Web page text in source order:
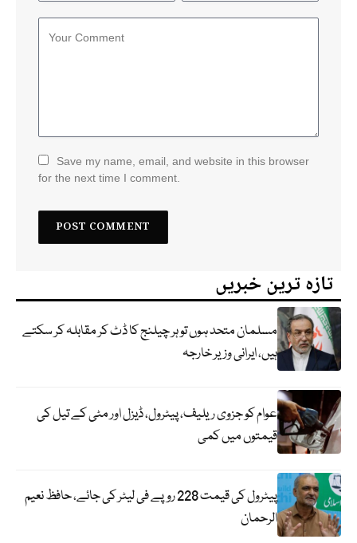
Save my name, email, and website in this browser
for the next time I comment.
تازہ ترین خبریں
مسلمان متحد ہوں تو ہر چیلنج کا ڈٹ کر مقابلہ کر سکتے
ہیں، ایرانی وزیر خارجہ
عوام کو جزوی ریلیف، پیٹرول، ڈیزل اور مٹی کے تیل کی
قیمتوں میں کمی
پیٹرول کی قیمت 228 روپے فی لیٹر کی جائے، حافظ نعیم
الرحمان